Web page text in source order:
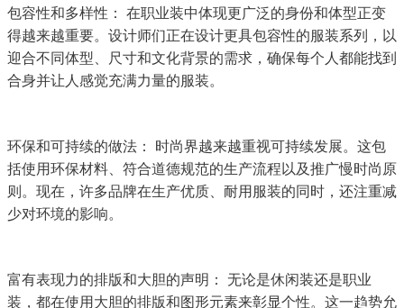
包容性和多样性： 在职业装中体现更广泛的身份和体型正变
得越来越重要。设计师们正在设计更具包容性的服装系列，以
迎合不同体型、尺寸和文化背景的需求，确保每个人都能找到
合身并让人感觉充满力量的服装。
环保和可持续的做法： 时尚界越来越重视可持续发展。这包
括使用环保材料、符合道德规范的生产流程以及推广慢时尚原
则。现在，许多品牌在生产优质、耐用服装的同时，还注重减
少对环境的影响。
富有表现力的排版和大胆的声明： 无论是休闲装还是职业
装，都在使用大胆的排版和图形元素来彰显个性。这一趋势允